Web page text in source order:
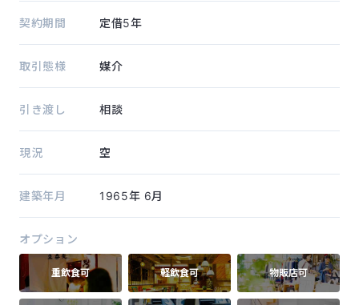
契約期間 定借5年
取引態様 媒介
引き渡し 相談
現況 空
建築年月 1965年 6月
オプション
重飲食可 軽飲食可 物販店可